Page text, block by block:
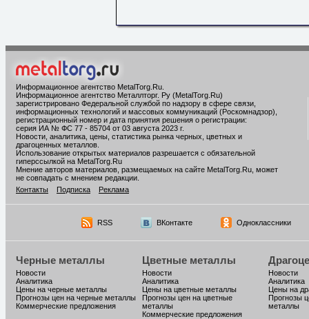
Информационное агентство MetalTorg.Ru
Информационное агентство Металлторг. Ру (MetalTorg.Ru)
зарегистрировано Федеральной службой по надзору в сфере связи,
информационных технологий и массовых коммуникаций (Роскомнадзор),
регистрационный номер и дата принятия решения о регистрации:
серия ИА № ФС 77 - 85704 от 03 августа 2023 г.
Новости, аналитика, цены, статистика рынка черных, цветных и
драгоценных металлов.
Использование открытых материалов разрешается с обязательной
гиперссылкой на MetalTorg.Ru
Мнение авторов материалов, размещаемых на сайте MetalTorg.Ru, может
не совпадать с мнением редакции.
Контакты
Подписка Реклама
RSS ВКонтакте Одноклассники
Черные металлы
Новости
Аналитика
Цены на черные металлы
Прогнозы цен на черные металлы
Коммерческие предложения
Цветные металлы
Новости
Аналитика
Цены на цветные металлы
Прогнозы цен на цветные
металлы
Коммерческие предложения
Новости
Аналитика
Цены на
Прогнозы
металлы